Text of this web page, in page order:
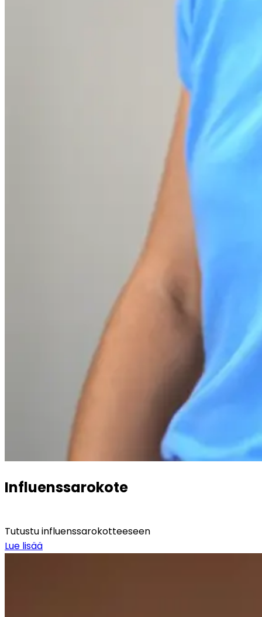
Influenssarokote
Tutustu influenssarokotteeseen
Lue lisää